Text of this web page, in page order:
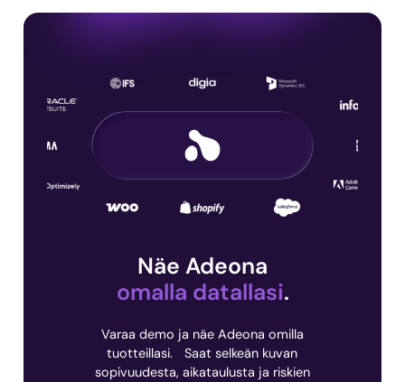
Näe Adeona
omalla datallasi.
Varaa demo ja näe Adeona omilla
tuotteillasi. Saat selkeän kuvan
sopivuudesta, aikataulusta ja riskien